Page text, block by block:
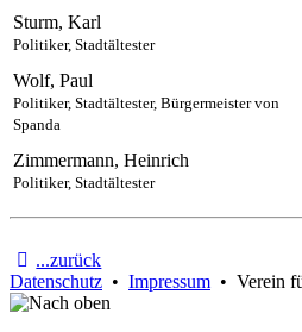
Sturm, Karl
Politiker, Stadtältester
Wolf, Paul
Politiker, Stadtältester, Bürgermeister von
Spanda
Zimmermann, Heinrich
Politiker, Stadtältester
...zurück
Datenschutz • Impressum • Verein